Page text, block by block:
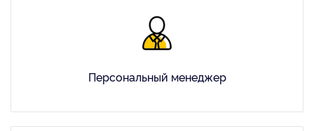
Персональный менеджер